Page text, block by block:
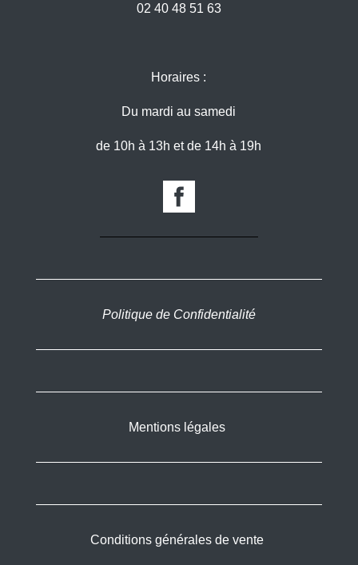
02 40 48 51 63
Horaires :
Du mardi au samedi
de 10h à 13h et de 14h à 19h
Politique de Confidentialité
Mentions légales
Conditions générales de vente